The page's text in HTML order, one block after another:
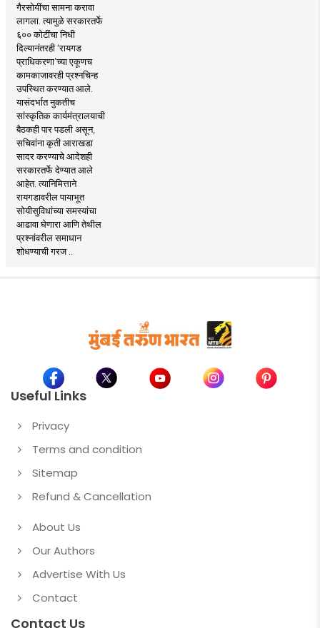
गैरसोयींचा सामना करावा
लागला. त्यामुळे सरकारतर्फे
६०० कोटींचा निधी
दिल्यानंतरही ‘रायगड
प्राधिकरणा’च्या एकूणच
कामकाजावरही प्रश्नचिन्ह
उपस्थित करण्यात आले.
यासंदर्भात नुकतीच
सांस्कृतिक कार्यमंत्रालयाची
बैठकही पार पडली असून,
सचिवांना कृती आराखडा
सादर करण्याचे आदेशही
सरकारतर्फे देण्यात आले
आहेत. त्यानिमित्ताने
रायगडावरील पायाभूत
सोयीसुविधांच्या समस्यांचा
आढावा घेणारा आणि तेथील
प्रश्नांवरील समाधान
शोधण्याची गरज ..
Useful Links
Privacy
Terms and condition
Sitemap
Refund & Cancellation
About Us
Our Authors
Advertise With Us
Contact
Contact Us